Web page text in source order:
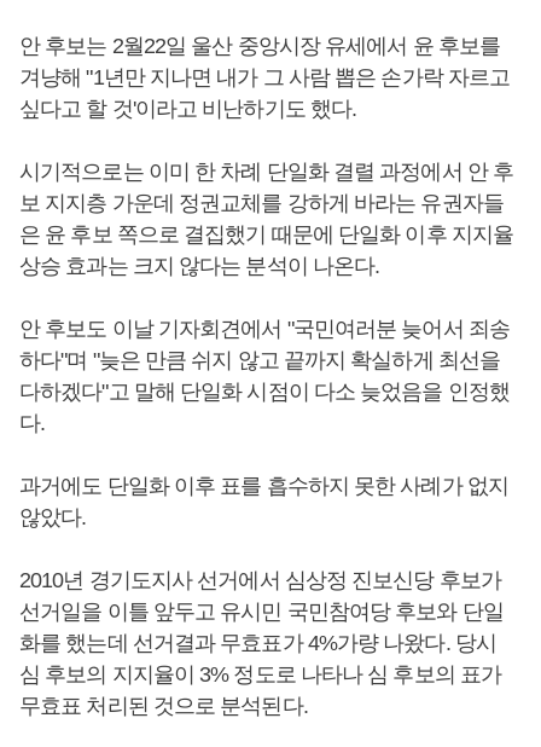
안 후보는 2월22일 울산 중앙시장 유세에서 윤 후보를
겨냥해 "1년만 지나면 내가 그 사람 뽑은 손가락 자르고
싶다고 할 것'이라고 비난하기도 했다.
시기적으로는 이미 한 차례 단일화 결렬 과정에서 안 후
보 지지층 가운데 정권교체를 강하게 바라는 유권자들
은 윤 후보 쪽으로 결집했기 때문에 단일화 이후 지지율
상승 효과는 크지 않다는 분석이 나온다.
안 후보도 이날 기자회견에서 "국민여러분 늦어서 죄송
하다"며 "늦은 만큼 쉬지 않고 끝까지 확실하게 최선을
다하겠다"고 말해 단일화 시점이 다소 늦었음을 인정했
다.
과거에도 단일화 이후 표를 흡수하지 못한 사례가 없지
않았다.
2010년 경기도지사 선거에서 심상정 진보신당 후보가
선거일을 이틀 앞두고 유시민 국민참여당 후보와 단일
화를 했는데 선거결과 무효표가 4%가량 나왔다. 당시
심 후보의 지지율이 3% 정도로 나타나 심 후보의 표가
무효표 처리된 것으로 분석된다.